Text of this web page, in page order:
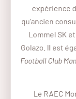
expérience
qu’ancien
Lommel SK
Golazo. Il est
Football Club
Le RAEC